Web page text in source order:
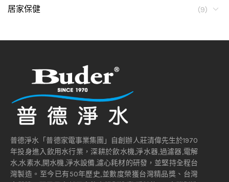
居家保健
(9)
普德淨水「普德家電事業集團」自創辦人莊清偉先生於1970
年投身進入飲用水行業，深耕於飲水機,淨水器,過濾器,電解
水,水素水,開水機,淨水設備,濾心耗材的研發，並堅持全程台
灣製造。至今已有50年歷史,並數度榮獲台灣精品獎、台灣